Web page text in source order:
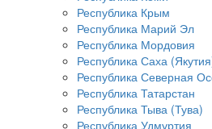
Республика Крым
Республика Марий Эл
Республика Мордовия
Республика Саха
Республика Северная
Республика Татарстан
Республика Тыва (Тува)
Республика Удмуртия